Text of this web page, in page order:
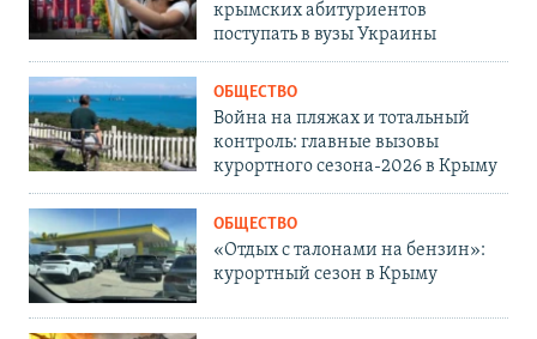
крымских абитуриентов
поступать в вузы Украины
ОБЩЕСТВО
Война на пляжах и тотальный
контроль: главные вызовы
курортного сезона-2026 в Крыму
ОБЩЕСТВО
«Отдых с талонами на бензин»:
курортный сезон в Крыму